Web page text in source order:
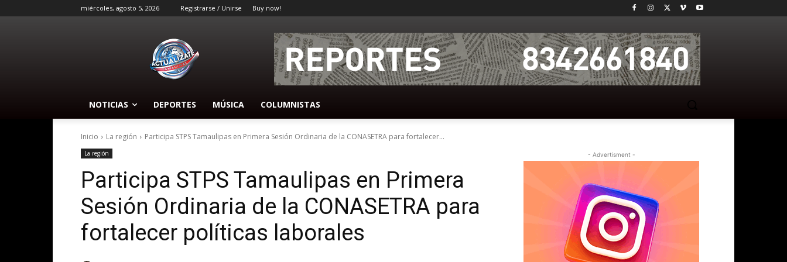
miércoles, agosto 5, 2026 Registrarse / Unirse Buy now!
NOTICIAS DEPORTES MÚSICA COLUMNISTAS
Inicio La región Participa STPS Tamaulipas en Primera Sesión Ordinaria de la CONASETRA para fortalecer...
La región
Participa STPS Tamaulipas en Primera
Sesión Ordinaria de la CONASETRA para
fortalecer políticas laborales
- Advertisment -